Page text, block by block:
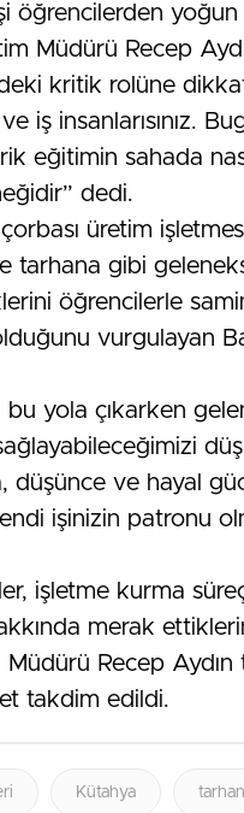
yoğun
Müdürü Recep
kritik rolüne
iş insanlarısınız.
eğitimin sahada
dedi.
üretim
tarhana gibi
öğrencilerle
vurgulayan
yola çıkarken
ve hayal
işinizin patronu
işletme kurma
merak
Recep Aydın
takdim edildi.
Kütahya